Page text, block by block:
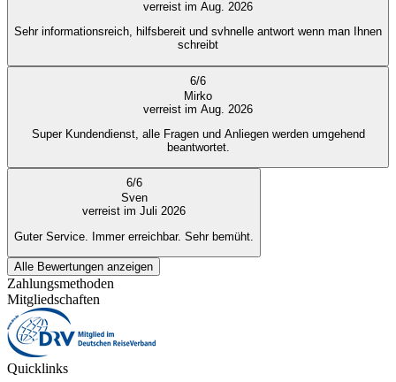
verreist im Aug. 2026
Sehr informationsreich, hilfsbereit und svhnelle antwort wenn man Ihnen
schreibt
6/6
Mirko
verreist im Aug. 2026
Super Kundendienst, alle Fragen und Anliegen werden umgehend
beantwortet.
6/6
Sven
verreist im Juli 2026
Guter Service. Immer erreichbar. Sehr bemüht.
Alle Bewertungen anzeigen
Zahlungsmethoden
Mitgliedschaften
Quicklinks